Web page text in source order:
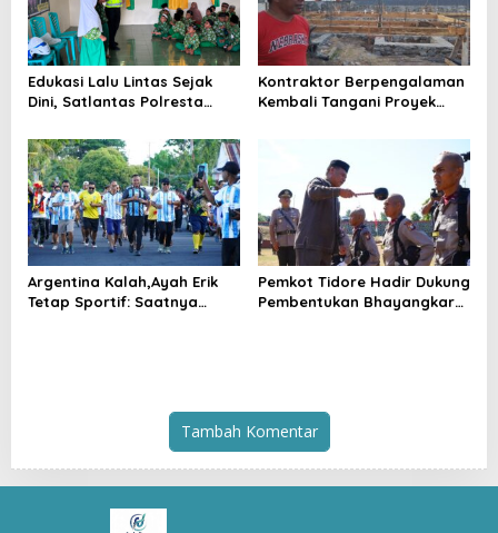
Edukasi Lalu Lintas Sejak
Dini, Satlantas Polresta
School_ di MIN 1 Kota
Tidore Kepulauan
Kontraktor Berpengalaman
Kembali Tangani Proyek
Mess Senilai Rp4,76 Miliar
Resmi Dimulai
Argentina Kalah,Ayah Erik
Tetap Sportif: Saatnya
Pemkot Tidore Hadir Dukung
Pembentukan Bhayangkara
Tambah Komentar